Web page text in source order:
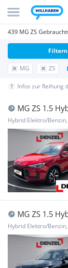
439 MG ZS
MG ZS
Filtern
Infos zur Reihung
MG ZS 1.5
Hybrid Elektro/
MG ZS 1.5
Hybrid Elektro/